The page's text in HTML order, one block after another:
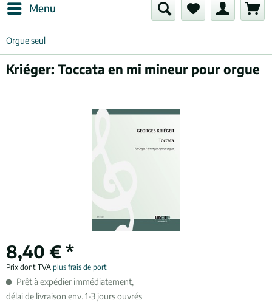
Menu
Orgue seul
Kriéger: Toccata en mi mineur pour orgue
8,40 € *
Prix dont TVA plus frais de port
Prêt à expédier immédiatement,
délai de livraison env. 1-3 jours ouvrés